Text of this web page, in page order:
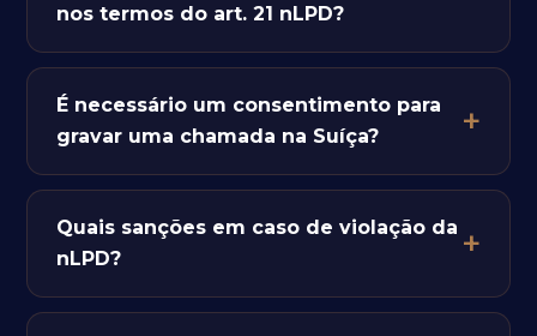
nos termos do art. 21 nLPD?
É necessário um consentimento para
gravar uma chamada na Suíça?
Quais sanções em caso de violação da
nLPD?